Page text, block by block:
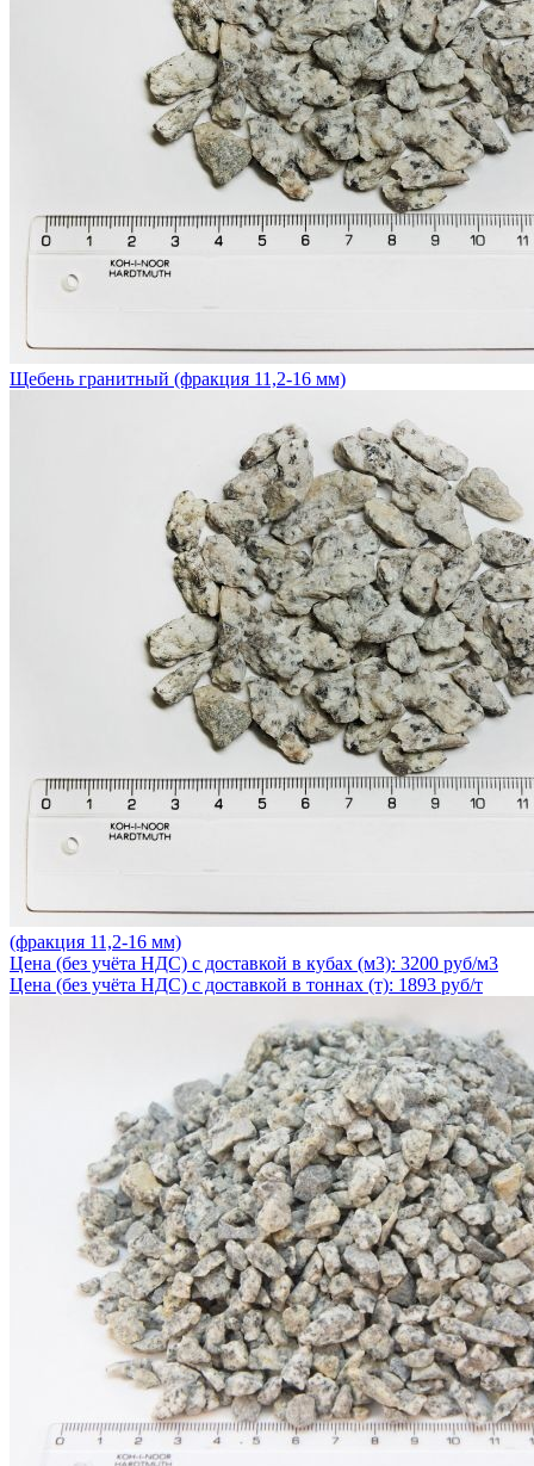
Щебень гранитный (фракция 11,2-16 мм)
(фракция 11,2-16 мм)
Цена (без учёта НДС) с доставкой в кубах (м3): 3200 руб/м3
Цена (без учёта НДС) с доставкой в тоннах (т): 1893 руб/т